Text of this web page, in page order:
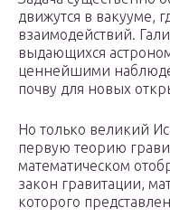
движутся в вакууме,
взаимодействий.
выдающихся
ценнейшими
почву для новых
Но только великий
первую теорию
математическом
закон гравитации,
которого